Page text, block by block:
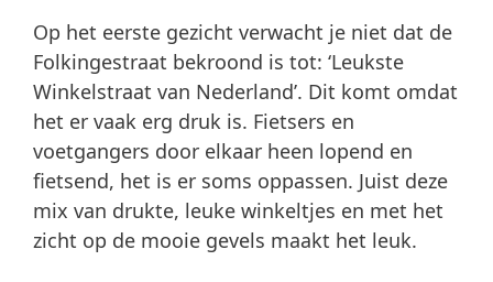
Op het eerste gezicht verwacht je niet dat de
Folkingestraat bekroond is tot: ‘Leukste
Winkelstraat van Nederland’. Dit komt omdat
het er vaak erg druk is. Fietsers en
voetgangers door elkaar heen lopend en
fietsend, het is er soms oppassen. Juist deze
mix van drukte, leuke winkeltjes en met het
zicht op de mooie gevels maakt het leuk.